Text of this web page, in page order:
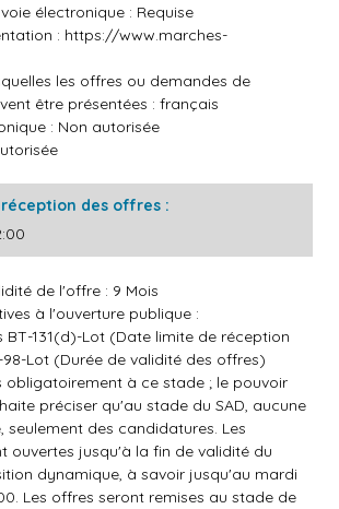
électronique : Requise
: https://www.marches-
les offres ou demandes de
être présentées : français
: Non autorisée
des offres :
de l'offre : 9 Mois
à l'ouverture publique :
BT-131(d)-Lot (Date limite de réception
Lot (Durée de validité des offres)
obligatoirement à ce stade ; le pouvoir
préciser qu'au stade du SAD, aucune
seulement des candidatures. Les
ouvertes jusqu'à la fin de validité du
dynamique, à savoir jusqu'au mardi
Les offres seront remises au stade de